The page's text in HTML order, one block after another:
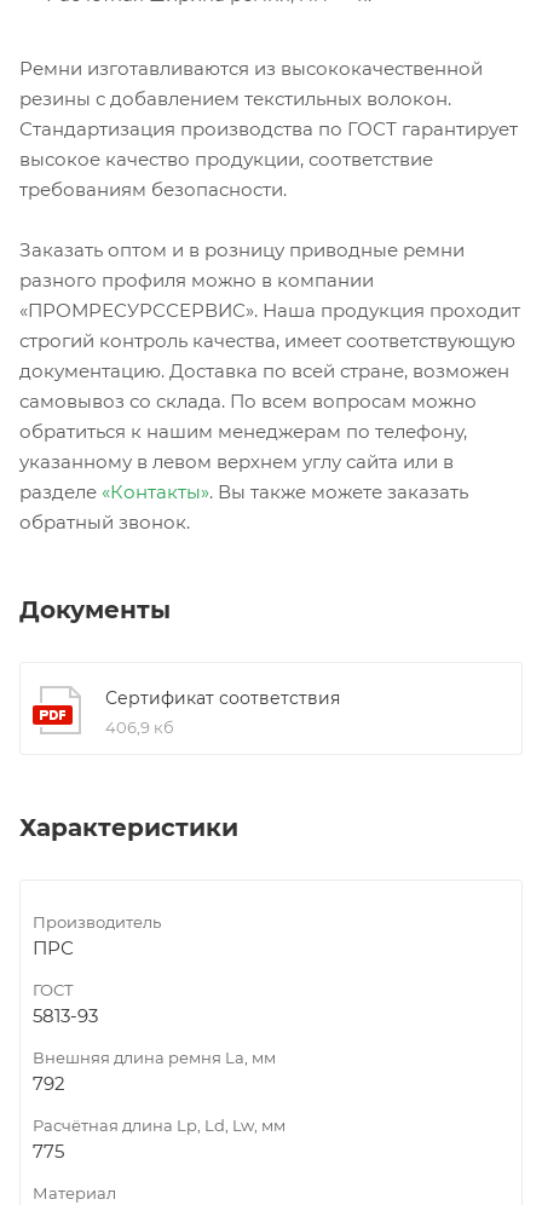
Ремни изготавливаются из высококачественной
резины с добавлением текстильных волокон.
Стандартизация производства по ГОСТ гарантирует
высокое качество продукции, соответствие
требованиям безопасности.
Заказать оптом и в розницу приводные ремни
разного профиля можно в компании
«ПРОМРЕСУРССЕРВИС». Наша продукция проходит
строгий контроль качества, имеет соответствующую
документацию. Доставка по всей стране, возможен
самовывоз со склада. По всем вопросам можно
обратиться к нашим менеджерам по телефону,
указанному в левом верхнем углу сайта или в
разделе «Контакты». Вы также можете заказать
обратный звонок.
Документы
Сертификат соответствия
406,9 кб
Характеристики
Производитель
ПРС
ГОСТ
5813-93
Внешняя длина ремня La, мм
792
Расчётная длина Lp, Ld, Lw, мм
775
Материал